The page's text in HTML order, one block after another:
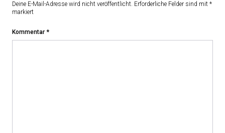
Deine E-Mail-Adresse wird nicht veröffentlicht. Erforderliche Felder sind mit *
markiert
Kommentar *